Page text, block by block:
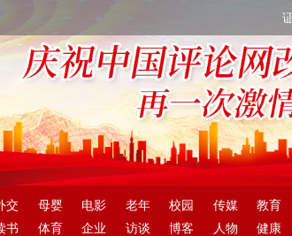
交 母婴 电影 老年 校园 传媒 教育
书 体育 企业 访谈 博客 人物 健康